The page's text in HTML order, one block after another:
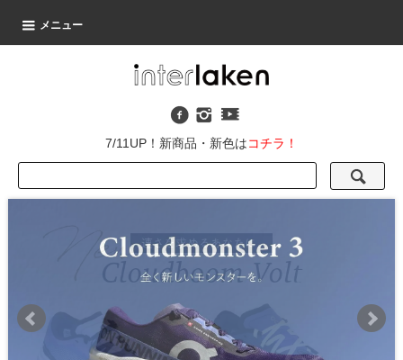
メニュー
7/11UP！新商品・新色はコチラ！